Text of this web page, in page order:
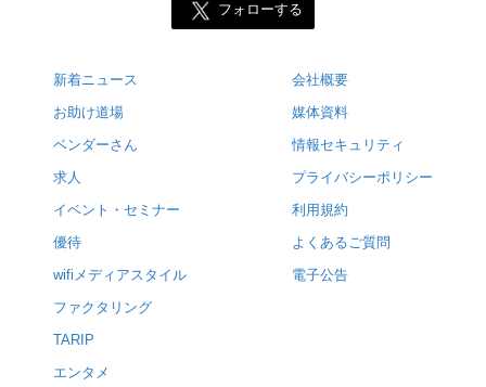
フォローする
新着ニュース
お助け道場
ベンダーさん
求人
イベント・セミナー
優待
wifiメディアスタイル
ファクタリング
TARIP
エンタメ
会社概要
媒体資料
情報セキュリティ
プライバシーポリシー
利用規約
よくあるご質問
電子公告